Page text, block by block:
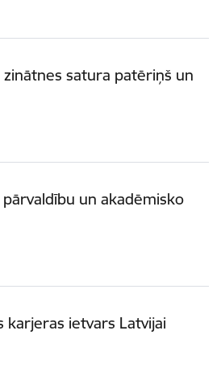
zinātnes satura patēriņš un
un akadēmisko
karjeras ietvars Latvijai